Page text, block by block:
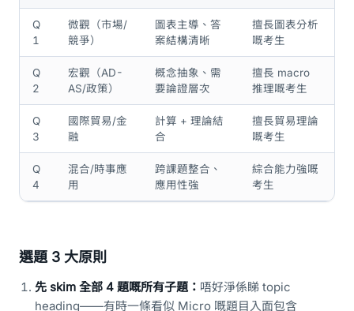
Q
1
微觀（市場/
競爭）
圖表主導、答
案結構清晰
擅長圖表分析
嘅考生
Q
2
宏觀（AD-
AS/政策）
概念抽象、需
要論證層次
擅長 macro
推理嘅考生
Q
3
國際貿易/金
融
計算 + 理論結
合
擅長貿易理論
嘅考生
Q
4
混合/時事應
用
跨課題整合、
應用性強
綜合能力強嘅
考生
選題 3 大原則
先 skim 全部 4 題嘅所有子題： 唔好淨係睇 topic
heading——有時一條看似 Micro 嘅題目入面包含